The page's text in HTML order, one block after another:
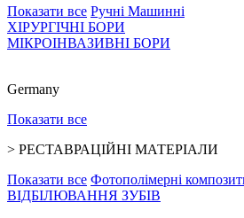
Показати все Ручні Машинні
ХІРУРГІЧНІ БОРИ
МІКРОІНВАЗИВНІ БОРИ
Germany
Показати все
> РЕСТАВРАЦІЙНІ МАТЕРІАЛИ
Показати все Фотополімерні
ВІДБІЛЮВАННЯ ЗУБІВ